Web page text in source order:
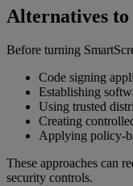
Alternatives to
Before turning
Code signing
Establishing
Using trusted
Creating
Applying policy-
These approaches can
security controls.